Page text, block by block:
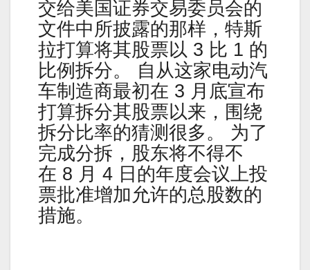
交给美国证券交易委员会的
文件中所披露的那样，特斯
拉打算将其股票以 3 比 1 的
比例拆分。 自从这家电动汽
车制造商最初在 3 月底宣布
打算拆分其股票以来，围绕
拆分比率的猜测很多。 为了
完成分拆，股东将不得不
在 8 月 4 日的年度会议上投
票批准增加允许的总股数的
措施。